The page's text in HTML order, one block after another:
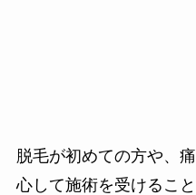
脱毛が初めての方や、
心して施術を受けること